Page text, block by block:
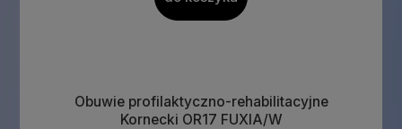
Obuwie profilaktyczno-rehabilitacyjne
Kornecki OR17 FUXIA/W